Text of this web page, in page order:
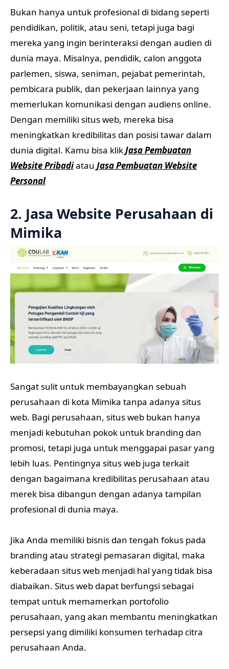
Bukan hanya untuk profesional di bidang seperti
pendidikan, politik, atau seni, tetapi juga bagi
mereka yang ingin berinteraksi dengan audien di
dunia maya. Misalnya, pendidik, calon anggota
parlemen, siswa, seniman, pejabat pemerintah,
pembicara publik, dan pekerjaan lainnya yang
memerlukan komunikasi dengan audiens online.
Dengan memiliki situs web, mereka bisa
meningkatkan kredibilitas dan posisi tawar dalam
dunia digital. Kamu bisa klikJasa Pembuatan
Website Pribadiatau Jasa Pembuatan Website
Personal
2. Jasa Website Perusahaan di
Mimika
Sangat sulit untuk membayangkan sebuah
perusahaan di kota Mimika tanpa adanya situs
web. Bagi perusahaan, situs web bukan hanya
menjadi kebutuhan pokok untuk branding dan
promosi, tetapi juga untuk menggapai pasar yang
lebih luas. Pentingnya situs web juga terkait
dengan bagaimana kredibilitas perusahaan atau
merek bisa dibangun dengan adanya tampilan
profesional di dunia maya.
Jika Anda memiliki bisnis dan tengah fokus pada
branding atau strategi pemasaran digital, maka
keberadaan situs web menjadi hal yang tidak bisa
diabaikan. Situs web dapat berfungsi sebagai
tempat untuk memamerkan portofolio
perusahaan, yang akan membantu meningkatkan
persepsi yang dimiliki konsumen terhadap citra
perusahaan Anda.